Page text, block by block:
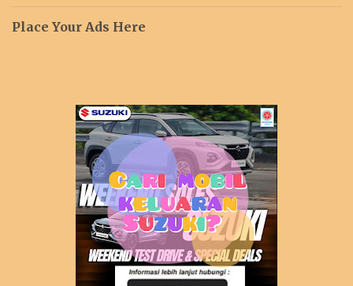
Place Your Ads Here